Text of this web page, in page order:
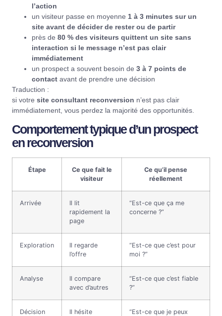
l’action
un visiteur passe en moyenne 1 à 3 minutes sur un
site avant de décider de rester ou de partir
près de 80 % des visiteurs quittent un site sans
interaction si le message n’est pas clair
immédiatement
un prospect a souvent besoin de 3 à 7 points de
contact avant de prendre une décision
Traduction :
si votre site consultant reconversion n’est pas clair
immédiatement, vous perdez la majorité des opportunités.
Comportement typique d’un prospect
en reconversion
Étape
Ce que fait le
visiteur
Ce qu’il pense
réellement
Arrivée
Il lit
rapidement la
page
“Est-ce que ça me
concerne ?”
Exploration
Il regarde
l’offre
“Est-ce que c’est pour
moi ?”
Analyse
Il compare
avec d’autres
“Est-ce que c’est fiable
?”
Décision Il hésite
“Est-ce que je peux